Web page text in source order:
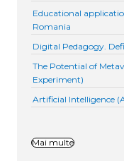
Educational
Romania
Digital Pedagogy.
The Potential of
Experiment)
Artificial Intelligence
Mai multe